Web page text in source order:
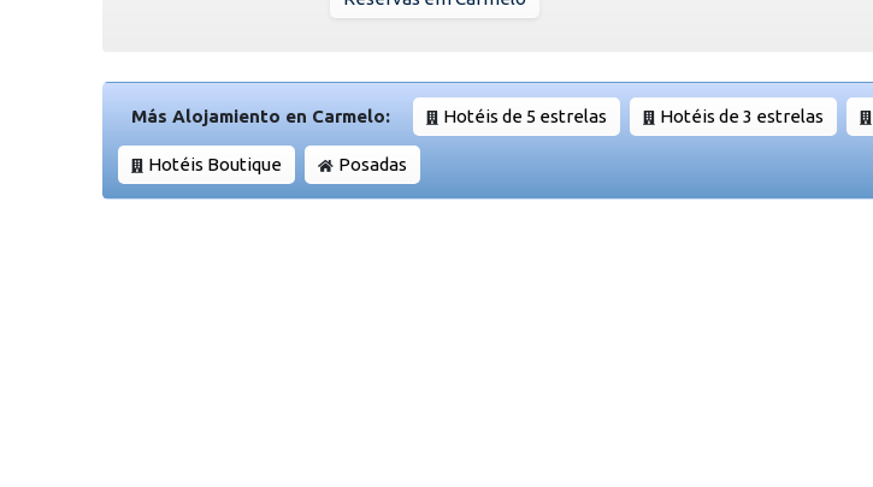
Más Alojamiento en Carmelo: Hotéis de 5 estrelas Hotéis de 3 estrelas
Hotéis Boutique Posadas